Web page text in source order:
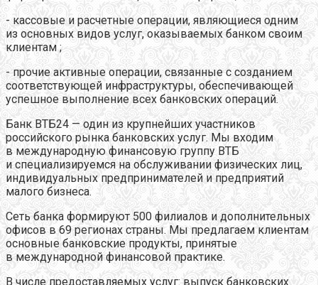
- кассовые и расчетные операции, являющиеся одним
из основных видов услуг, оказываемых банком своим
клиентам ;
- прочие активные операции, связанные с созданием
соответствующей инфраструктуры, обеспечивающей
успешное выполнение всех банковских операций.
Банк ВТБ24 — один из крупнейших участников
российского рынка банковских услуг. Мы входим
в международную финансовую группу ВТБ
и специализируемся на обслуживании физических лиц,
индивидуальных предпринимателей и предприятий
малого бизнеса.
Сеть банка формируют 500 филиалов и дополнительных
офисов в 69 регионах страны. Мы предлагаем клиентам
основные банковские продукты, принятые
в международной финансовой практике.
В числе предоставляемых услуг: выпуск банковских